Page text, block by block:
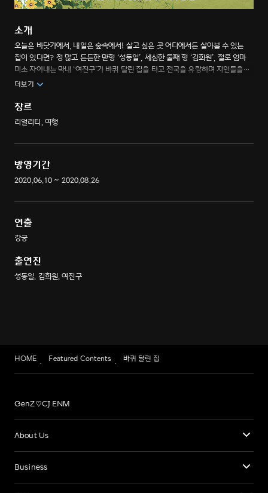
소개
오늘은 바닷가에서, 내일은 숲속에서! 살고 싶은 곳 어디에서든 살아볼 수 있는
집이 있다면? 정 많고 든든한 맏형 ‘성동일’, 세심한 둘째 형 ‘김희원’, 절로 엄마
미소 자아내는 막내 ‘여진구’가 바퀴 달린 집을 타고 전국을 유랑하며 지인들을
초대해 즐거운 시간을 보낸다. 소소한 행복과 낭만을 발견하게 해줄 버라이어티
더보기
장르
리얼리티, 여행
방영기간
2020.06.10 ~ 2020.08.26
연출
강궁
출연진
성동일, 김희원, 여진구
HOME Featured Contents 바퀴 달린 집
GenZ♡CJ ENM
About Us
Business